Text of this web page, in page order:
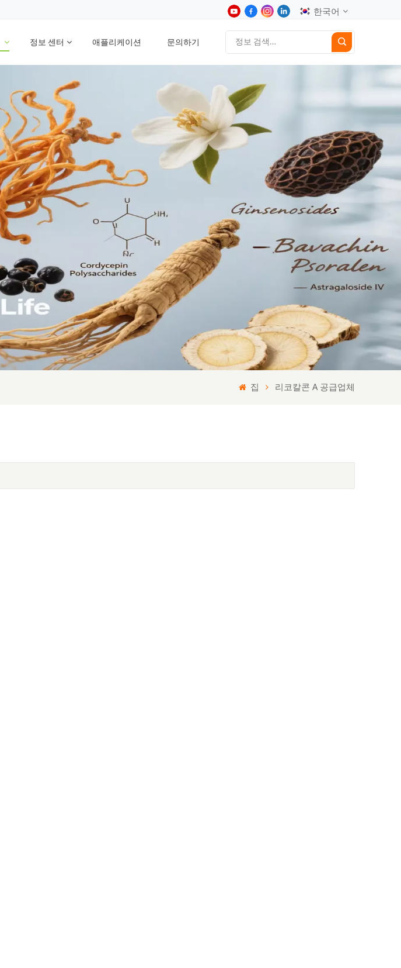
한국어
Español
日本語
한국어
정보 센터 애플리케이션 문의하기
집 리코칼콘 A 공급업체